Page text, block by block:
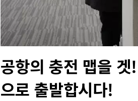
공항의 충전 맵을
으로 출발합시다!